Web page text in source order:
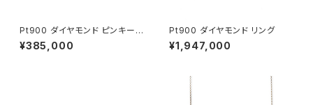
Pt900 ダイヤモンド ピンキーリ
ング
¥385,000
Pt900 ダイヤモンド リング
¥1,947,000